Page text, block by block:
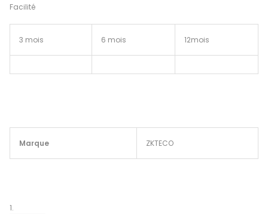
Facilité
3 mois 6 mois 12mois
Marque ZKTECO